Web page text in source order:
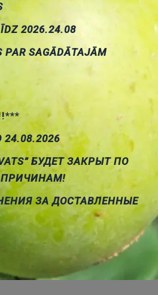
viena
RJ45GN
Noliktavas
2026.24.08
PAR SAGĀDĀTAJĀM
24.08.2026
БУДЕТ ЗАКРЫТ ПО
ЗА ДОСТАВЛЕННЫЕ